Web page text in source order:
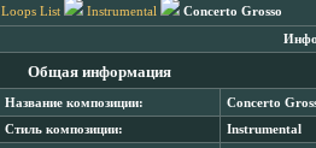
Loops List Instrumental Concerto Grosso
Общая информация
Название композиции: Concerto
Стиль композиции: Instrumental